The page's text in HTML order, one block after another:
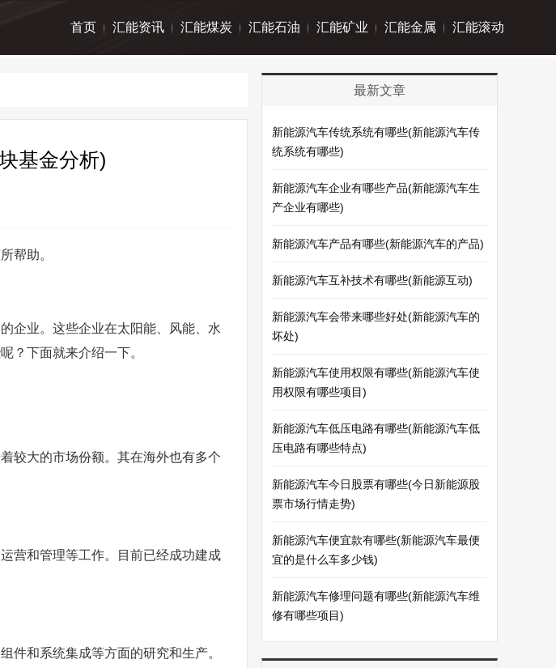
首页 汇能资讯 汇能煤炭 汇能石油 汇能矿业 汇能金属 汇能滚动
基金分析)
帮助。
企业。这些企业在太阳能、风能、水
？下面就来介绍一下。
较大的市场份额。其在海外也有多个
营和管理等工作。目前已经成功建成
件和系统集成等方面的研究和生产。
最新文章
新能源汽车传统系统有哪些(新能源汽车传
统系统有哪些)
新能源汽车企业有哪些产品(新能源汽车生
产企业有哪些)
新能源汽车产品有哪些(新能源汽车的产品)
新能源汽车互补技术有哪些(新能源互动)
新能源汽车会带来哪些好处(新能源汽车的
坏处)
新能源汽车使用权限有哪些(新能源汽车使
用权限有哪些项目)
新能源汽车低压电路有哪些(新能源汽车低
压电路有哪些特点)
新能源汽车今日股票有哪些(今日新能源股
票市场行情走势)
新能源汽车便宜款有哪些(新能源汽车最便
宜的是什么车多少钱)
新能源汽车修理问题有哪些(新能源汽车维
修有哪些项目)